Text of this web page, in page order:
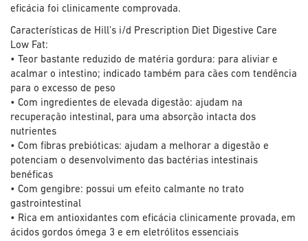
eficácia foi clinicamente comprovada.
Características de Hill's i/d Prescription Diet Digestive Care
Low Fat:
• Teor bastante reduzido de matéria gordura: para aliviar e
acalmar o intestino; indicado também para cães com tendência
para o excesso de peso
• Com ingredientes de elevada digestão: ajudam na
recuperação intestinal, para uma absorção intacta dos
nutrientes
• Com fibras prebióticas: ajudam a melhorar a digestão e
potenciam o desenvolvimento das bactérias intestinais
benéficas
• Com gengibre: possui um efeito calmante no trato
gastrointestinal
• Rica em antioxidantes com eficácia clinicamente provada, em
ácidos gordos ómega 3 e em eletrólitos essenciais